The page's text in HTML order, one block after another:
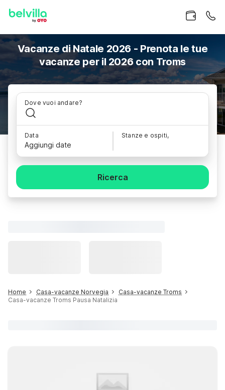
Vacanze di Natale 2026 - Prenota le tue
vacanze per il 2026 con Troms
Dove vuoi andare?
Data
Aggiungi date
Stanze e ospiti,
Ricerca
Home Casa-vacanze Norvegia
Casa-vacanze Troms
Casa-vacanze Troms Pausa Natalizia